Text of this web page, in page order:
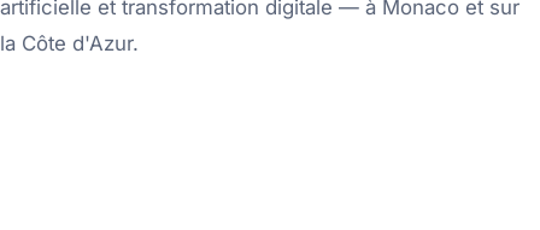
artificielle et transformation digitale — à Monaco et sur
la Côte d'Azur.